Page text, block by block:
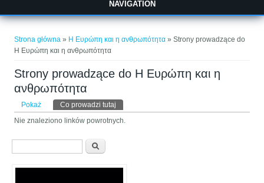
NAVIGATION
Strona główna » Η Ευρώπη και η ανθρωπότητα » Strony prowadzące do
Η Ευρώπη και η ανθρωπότητα
Strony prowadzące do Η Ευρώπη και η
ανθρωπότητα
Karty podstawowe
Pokaż Co prowadzi tutaj
Nie znaleziono linków powrotnych.
Formularz wyszukiwania